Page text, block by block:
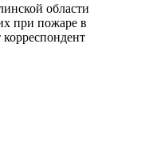
области
при пожаре в